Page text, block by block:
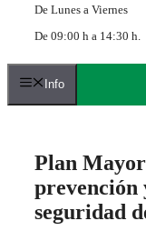
De Lunes a Viernes
De 09:00 h a 14:30 h.
Info
Plan
prevención
seguridad